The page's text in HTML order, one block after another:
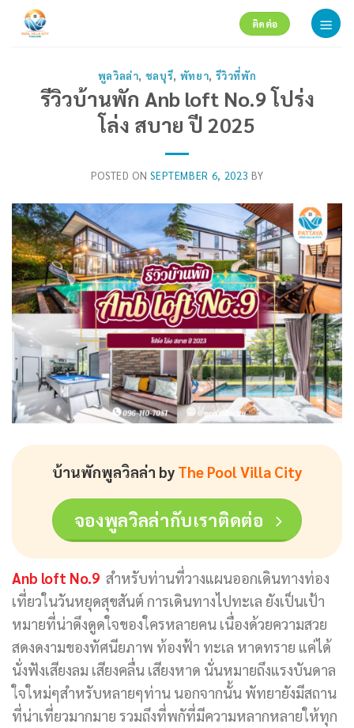
ติดต่อ
พูลวิลล่า, ชลบุรี, พัทยา, รีวิวที่พัก
รีวิวบ้านพัก Anb loft No.9 โปร่ง
โล่ง สบาย ปี 2025
POSTED ONSEPTEMBER 6, 2023 BY
บ้านพักพูลวิลล่า by The Pool Villa City
จองพูลวิลล่ากับเราติดต่อ
Anb loft No.9 สำหรับท่านที่วางแผนออกเดินทางท่อง
เที่ยวในวันหยุดสุขสันต์ การเดินทางไปทะเล ยังเป็นเป้า
หมายที่น่าดึงดูดใจของใครหลายคน เนื่องด้วยความสวย
สดงดงามของทัศนียภาพ ท้องฟ้า ทะเล หาดทราย แค่ได้
นั่งฟังเสียงลม เสียงคลื่น เสียงหาด นั่นหมายถึงแรงบันดาล
ใจใหม่ๆสำหรับหลายๆท่าน นอกจากนั้น พัทยายังมีสถาน
ที่น่าเที่ยวมากมาย รวมถึงที่พกัที่มีความหลากหลายให้ทุก